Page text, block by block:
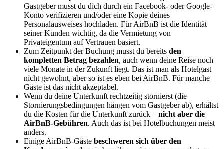
Gastgeber musst du dich durch ein Facebook- oder Google-
Konto verifizieren und/oder eine Kopie deines
Personalausweises hochladen. Für AirBnB ist die Identität
seiner Kunden wichtig, da die Vermietung von
Privateigentum auf Vertrauen basiert.
Zum Zeitpunkt der Buchung musst du bereits den
kompletten Betrag bezahlen, auch wenn deine Reise noch
viele Monate in der Zukunft liegt. Das ist man als Hotelgast
nicht gewohnt, aber so ist es eben bei AirBnB. Für manche
Gäste ist das nicht akzeptabel.
Wenn du deine Unterkunft rechtzeitig stornierst (die
Stornierungsbedingungen hängen vom Gastgeber ab), erhältst
du die Kosten für die Unterkunft zurück – nicht aber die
AirBnB-Gebühren. Auch das ist bei Hotelbuchungen meist
anders.
Einige AirBnB-Gäste beschweren sich über den